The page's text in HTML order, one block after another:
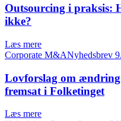
Outsourcing i praksis:
ikke?
Læs mere
Corporate M&ANyhedsbrev
Lovforslag om ændring
fremsat i Folketinget
Læs mere